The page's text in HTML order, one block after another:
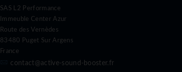
SAS L2 Performance
Immeuble Center Azur
Route des Vernèdes
83480 Puget Sur Argens
France
contact@active-sound-booster.fr